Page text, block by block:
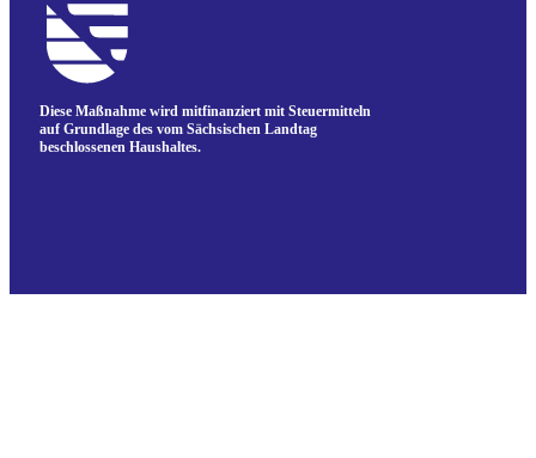
Diese Maßnahme wird mitfinanziert mit Steuermitteln
auf Grundlage des vom Sächsischen Landtag
beschlossenen Haushaltes.